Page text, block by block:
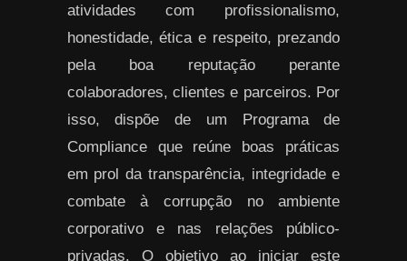
atividades com profissionalismo,
honestidade, ética e respeito, prezando
pela boa reputação perante
colaboradores, clientes e parceiros. Por
isso, dispõe de um Programa de
Compliance que reúne boas práticas
em prol da transparência, integridade e
combate à corrupção no ambiente
corporativo e nas relações público-
privadas. O objetivo ao iniciar este